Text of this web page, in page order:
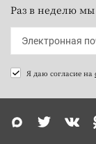
Раз в неделю
Я даю согласие на